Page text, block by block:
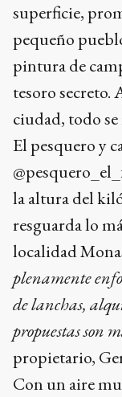
superficie,
pequeño
pintura de
tesoro secreto.
ciudad, todo
El pesquero y
la altura del
resguarda lo
localidad
plenamente
de lanchas,
propuestas son
propietario,
Con un aire